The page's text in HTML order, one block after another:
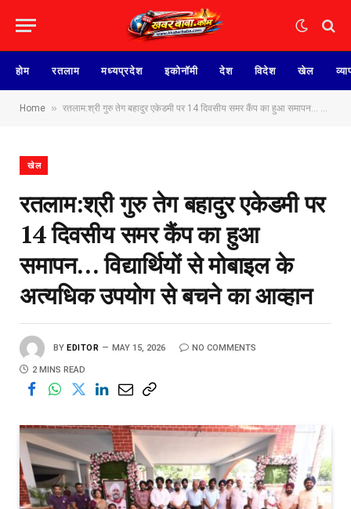
होम रतलाम मध्यप्रदेश इकोनॉमी देश विदेश खेल
Home » रतलाम:श्री गुरु तेग बहादुर एकेडमी पर 14 दिवसीय समर कैंप का हुआ समापन… विद्यार्थियों से मोबाइल के अत्यधिक उपयोग से बचने का आव्हान
खेल
रतलाम:श्री गुरु तेग बहादुर एकेडमी पर
14 दिवसीय समर कैंप का हुआ
समापन… विद्यार्थियों से मोबाइल के
अत्यधिक उपयोग से बचने का आव्हान
BY EDITOR MAY 15, 2026 NO COMMENTS
2 MINS READ